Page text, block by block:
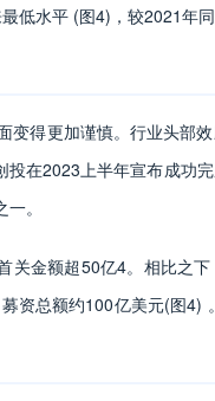
低水平 (图4)，较2021年
得更加谨慎。行业头部
在2023上半年宣布成功
。
关金额超50亿4。相比之
资总额约100亿美元(图4)